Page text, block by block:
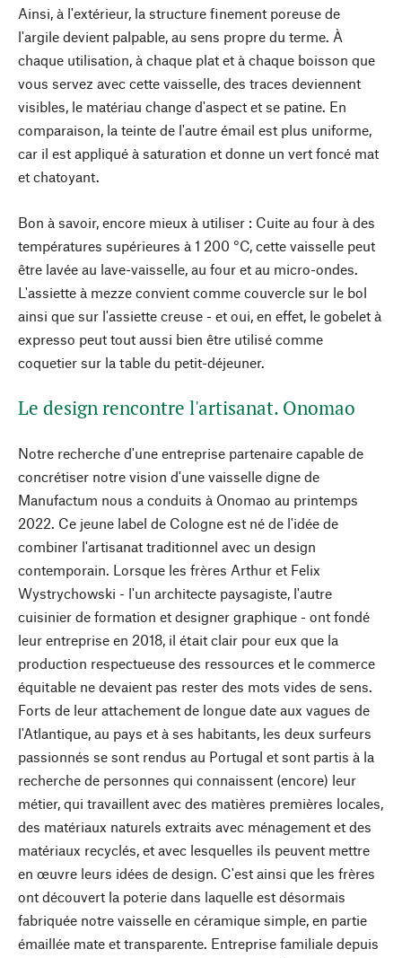
Ainsi, à l'extérieur, la structure finement poreuse de
l'argile devient palpable, au sens propre du terme. À
chaque utilisation, à chaque plat et à chaque boisson que
vous servez avec cette vaisselle, des traces deviennent
visibles, le matériau change d'aspect et se patine. En
comparaison, la teinte de l'autre émail est plus uniforme,
car il est appliqué à saturation et donne un vert foncé mat
et chatoyant.
Bon à savoir, encore mieux à utiliser : Cuite au four à des
températures supérieures à 1 200 °C, cette vaisselle peut
être lavée au lave-vaisselle, au four et au micro-ondes.
L'assiette à mezze convient comme couvercle sur le bol
ainsi que sur l'assiette creuse - et oui, en effet, le gobelet à
expresso peut tout aussi bien être utilisé comme
coquetier sur la table du petit-déjeuner.
Le design rencontre l'artisanat. Onomao
Notre recherche d'une entreprise partenaire capable de
concrétiser notre vision d'une vaisselle digne de
Manufactum nous a conduits à Onomao au printemps
2022. Ce jeune label de Cologne est né de l'idée de
combiner l'artisanat traditionnel avec un design
contemporain. Lorsque les frères Arthur et Felix
Wystrychowski - l'un architecte paysagiste, l'autre
cuisinier de formation et designer graphique - ont fondé
leur entreprise en 2018, il était clair pour eux que la
production respectueuse des ressources et le commerce
équitable ne devaient pas rester des mots vides de sens.
Forts de leur attachement de longue date aux vagues de
l'Atlantique, au pays et à ses habitants, les deux surfeurs
passionnés se sont rendus au Portugal et sont partis à la
recherche de personnes qui connaissent (encore) leur
métier, qui travaillent avec des matières premières locales,
des matériaux naturels extraits avec ménagement et des
matériaux recyclés, et avec lesquelles ils peuvent mettre
en œuvre leurs idées de design. C'est ainsi que les frères
ont découvert la poterie dans laquelle est désormais
fabriquée notre vaisselle en céramique simple, en partie
émaillée mate et transparente. Entreprise familiale depuis